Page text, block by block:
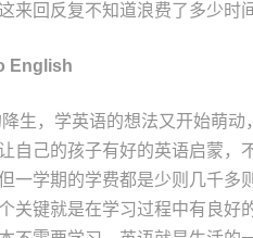
来回反复不知道浪费了多少时间
English
生，学英语的想法又开始萌
自己的孩子有好的英语启蒙，
一学期的学费都是少则几千多
关键就是在学习过程中有良好